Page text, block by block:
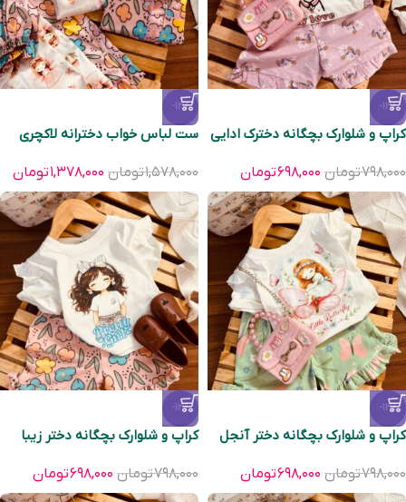
-13%
کراپ و شلوارک بچگانه دخترک ادایی
۷۹۸,۰۰۰تومان ۶۹۸,۰۰۰تومان
-13%
ست لباس خواب دخترانه لاکچری
۱,۵۷۸,۰۰۰تومان ۱,۳۷۸,۰۰۰تومان
-13%
کراپ و شلوارک بچگانه دختر آنجل
۷۹۸,۰۰۰تومان ۶۹۸,۰۰۰تومان
-13%
کراپ و شلوارک بچگانه دختر زیبا
۷۹۸,۰۰۰تومان ۶۹۸,۰۰۰تومان